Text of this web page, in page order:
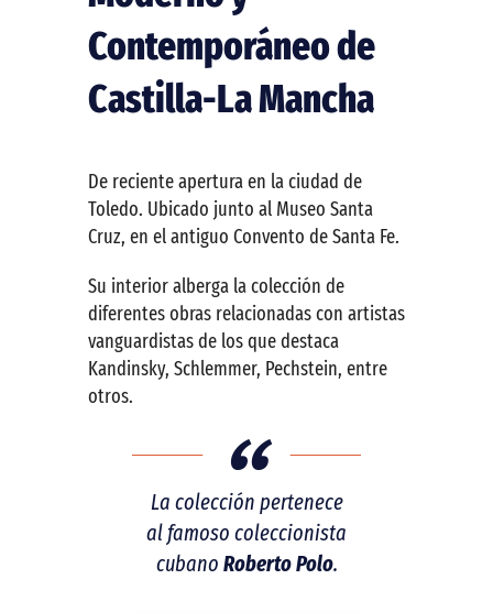
Contemporáneo de
Castilla-La Mancha
De reciente apertura en la ciudad de
Toledo. Ubicado junto al Museo Santa
Cruz, en el antiguo Convento de Santa Fe.
Su interior alberga la colección de
diferentes obras relacionadas con artistas
vanguardistas de los que destaca
Kandinsky, Schlemmer, Pechstein, entre
otros.
La colección pertenece
al famoso coleccionista
cubano Roberto Polo.